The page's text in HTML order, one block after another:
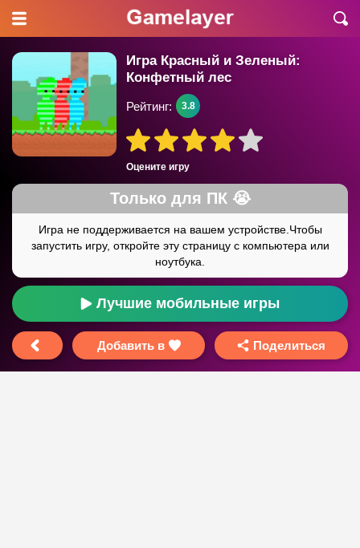
Игра Красный и Зеленый:
Конфетный лес
Оцените игру
Рейтинг: 3.8
Лучшие мобильные игры
Добавить в Поделиться